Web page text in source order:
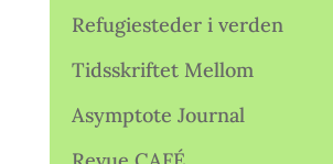
Refugiesteder i verden
Tidsskriftet Mellom
Asymptote Journal